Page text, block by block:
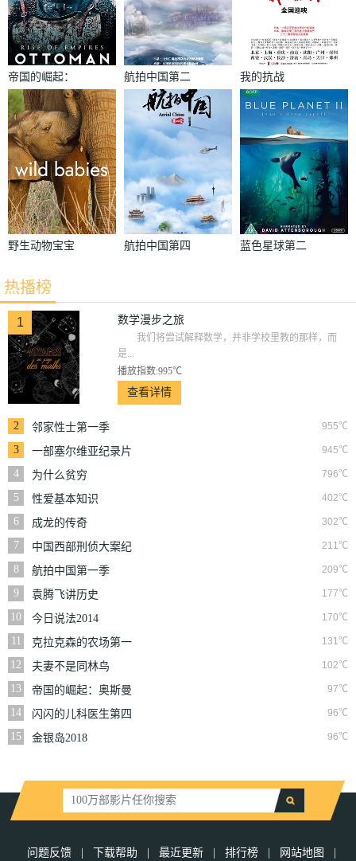
帝国的崛起：
奥斯曼第一季
航拍中国第二
我的抗战
野生动物宝宝
航拍中国第四
蓝色星球第二
热播榜
1 数学漫步之旅
我们将尝试解释数学，并非学校里教的那样，而
是...
播放指数:995℃
查看详情
2 955℃
邻家性士第一季
3
945℃
一部塞尔维亚纪录片
4
796℃
为什么贫穷
5
402℃
性爱基本知识
6
302℃
成龙的传奇
7
211℃
中国西部刑侦大案纪
实
8 209℃
航拍中国第一季
9
177℃
袁腾飞讲历史
10
170℃
今日说法2014
11
131℃
克拉克森的农场第一
季
12 102℃
夫妻不是同林鸟
13
97℃
帝国的崛起：奥斯曼
第一季
14 96℃
闪闪的儿科医生第四
季
15 96℃
金银岛2018
问题反馈 | 下载帮助 | 最近更新 | 排行榜 | 网站地图 |